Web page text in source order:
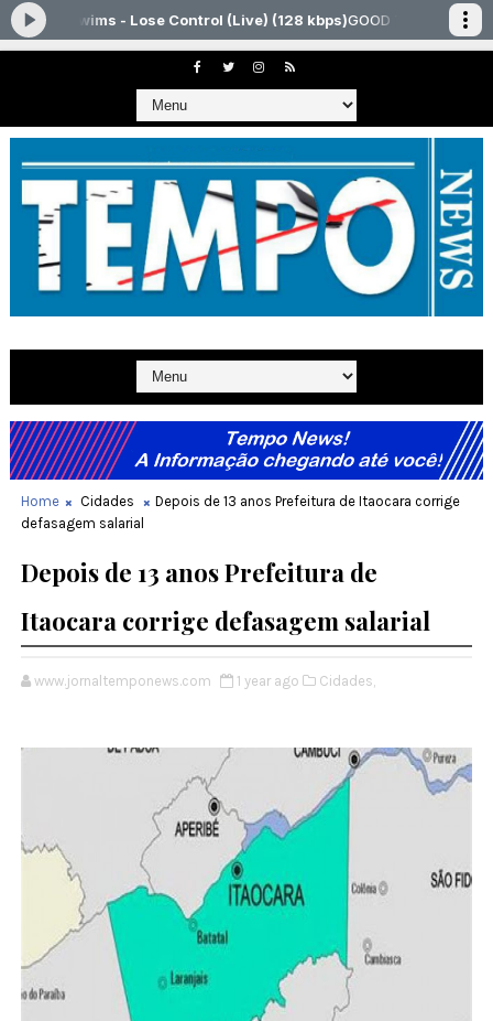
Home Cidades
Depois de 13 anos Prefeitura de Itaocara corrige
defasagem salarial
Depois de 13 anos Prefeitura de
Itaocara corrige defasagem salarial
www.jornaltemponews.com 1 year ago Cidades,